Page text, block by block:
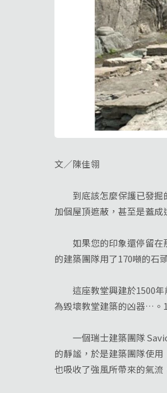
文／陳佳翎
到底該怎麼保護已發掘
加個屋頂遮蔽，甚至是蓋成
如果您的印象還停留在
的建築團隊用了170噸的石
這座教堂興建於1500年
為毀壞教堂建築的凶器…。
一個瑞士建築團隊
的靜謐，於是建築團隊使
也吸收了強風所帶來的氣流